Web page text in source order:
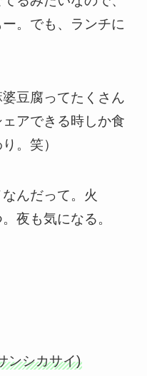
。でも、ランチに
豆腐ってたくさん
アできる時しか食
。笑）
んだって。火
夜も気になる。
ンシカサイ)